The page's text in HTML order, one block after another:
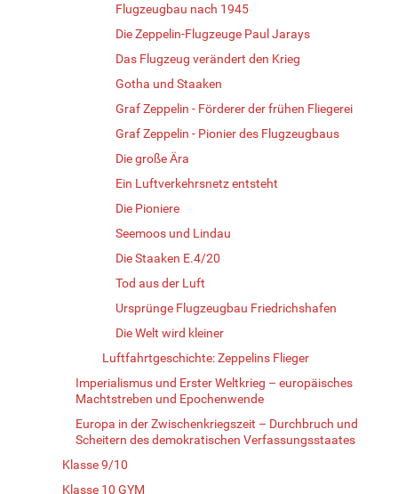
Flugzeugbau nach 1945
Die Zeppelin-Flugzeuge Paul Jarays
Das Flugzeug verändert den Krieg
Gotha und Staaken
Graf Zeppelin - Förderer der frühen Fliegerei
Graf Zeppelin - Pionier des Flugzeugbaus
Die große Ära
Ein Luftverkehrsnetz entsteht
Die Pioniere
Seemoos und Lindau
Die Staaken E.4/20
Tod aus der Luft
Ursprünge Flugzeugbau Friedrichshafen
Die Welt wird kleiner
Luftfahrtgeschichte: Zeppelins Flieger
Imperialismus und Erster Weltkrieg – europäisches
Machtstreben und Epochenwende
Europa in der Zwischenkriegszeit – Durchbruch und
Scheitern des demokratischen Verfassungsstaates
Klasse 9/10
Klasse 10 GYM